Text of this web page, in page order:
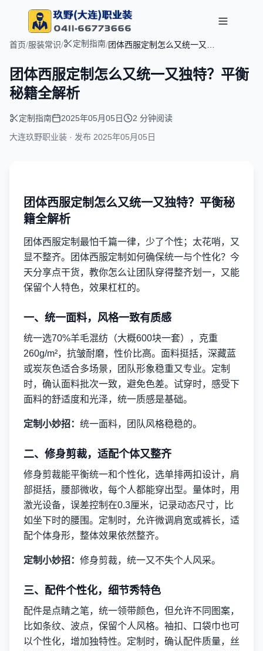
首页/服装常识/ 定制指南/团体西服定制怎么又统一又独
团体西服定制怎么又统一又独特？平衡
秘籍全解析
定制指南 2025年05月05日
2 分钟阅读
大连玖野职业装 · 发布 2025年05月05日
团体西服定制怎么又统一又独特？平衡秘
籍全解析
团体西服定制最怕千篇一律，少了个性；太花哨，又
显不整齐。团体西服定制如何确保统一与个性化？今
天分享点干货，教你怎么让团队穿得整齐划一，又能
保留个人特色，效果杠杠的。
一、统一面料，风格一致有质感
统一选70%羊毛混纺（大概600块一套），克重
260g/m²，抗皱耐磨，性价比高。面料挺括，深藏蓝
或炭灰色适合多场景，团队形象稳重又专业。定制
时，确认面料批次一致，避免色差。试穿时，感受下
面料的舒适度和光泽，统一质感是基础。
定制小妙招： 统一面料，团队风格稳稳的。
二、修身剪裁，适配个体又整齐
修身剪裁能平衡统一和个性化，选单排两扣设计，肩
部挺括，腰部微收，每个人都能穿出型。量体时，用
激光设备，误差控制在0.3厘米，记录动态尺寸，比
如坐下时的腰围。定制时，允许微调肩宽或裤长，适
配个体身形，整体效果依然整齐。
定制小妙招： 修身剪裁，统一又不失个人风采。
三、配件个性化，细节秀特色
配件是点睛之笔，统一领带颜色，但允许不同图案，
比如条纹、波点，保留个人风格。袖扣、口袋巾也可
以个性化，增加独特性。定制时，确认配件质量，丝